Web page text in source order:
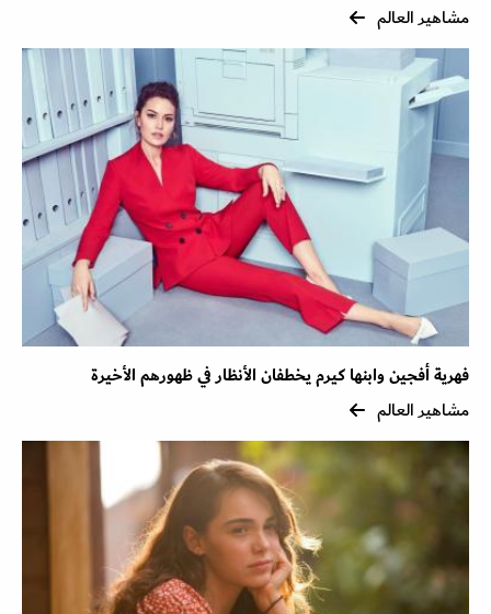
مشاهير العالم
فهرية أفجين وابنها كيرم يخطفان الأنظار في ظهورهم الأخيرة
مشاهير العالم